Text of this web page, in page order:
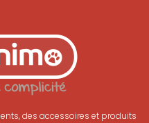
des accessoires et produits